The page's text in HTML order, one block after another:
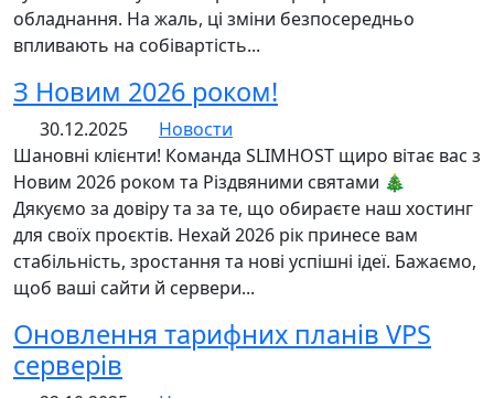
обладнання. На жаль, ці зміни безпосередньо
впливають на собівартість...
З Новим 2026 роком!
30.12.2025
Новости
Шановні клієнти! Команда SLIMHOST щиро вітає вас з
Новим 2026 роком та Різдвяними святами 🎄
Дякуємо за довіру та за те, що обираєте наш хостинг
для своїх проєктів. Нехай 2026 рік принесе вам
стабільність, зростання та нові успішні ідеї. Бажаємо,
щоб ваші сайти й сервери...
Оновлення тарифних планів VPS
серверів